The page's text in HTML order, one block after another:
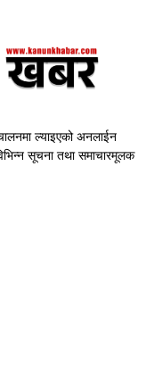
ल्याइएको अनलाईन
सूचना तथा समाचारमूलक